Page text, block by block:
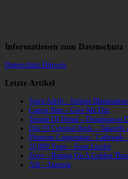
Informationen zum Datenschutz
Datenschutz-Hinweis
Letzte Artikel
Spirit Adrift – Infinite Illumination
Cancer Bats – Give Me Dirt
Temple Of Dread – Dreadspawn
Din Of Celestial Birds – Takeoffs
Phantom Corporation /
10,000 Years – Esox Lucifer
Zerre – Rotting On A Golden
Allt – Ataraxia